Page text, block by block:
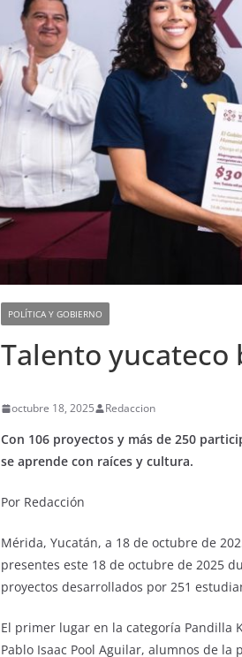
POLÍTICA Y GOBIERNO
Talento yucateco
octubre 18, 2025 Redaccion
Con 106 proyectos y más de 250
se aprende con raíces y cultura.
Por Redacción
Mérida, Yucatán, a 18 de octubre de
presentes este 18 de octubre de 2025
proyectos desarrollados por 251
El primer lugar en la categoría Pandilla
Pablo Isaac Pool Aguilar, alumnos de